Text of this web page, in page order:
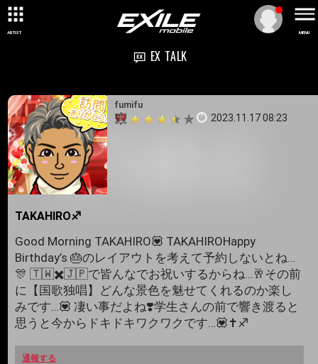
ARTIST MENU
EX TALK
fumifu
2023.11.17 08:23
TAKAHIRO♐️
Good Morning TAKAHIRO💟 TAKAHIROHappy
Birthday’s 🎂のレイアウトを考えて予約しないとね…
🎊 🇹🇼✖️🇯🇵で皆んなでお祝いするからね…🥂その前
に【国歌独唱】どんな景色を魅せてくれるのか楽し
みです…💟 凄い事だよね❣️学生さんの前で響き渡ると
思うと今からドキドキワクワクです…💟✝️♐️
通報する